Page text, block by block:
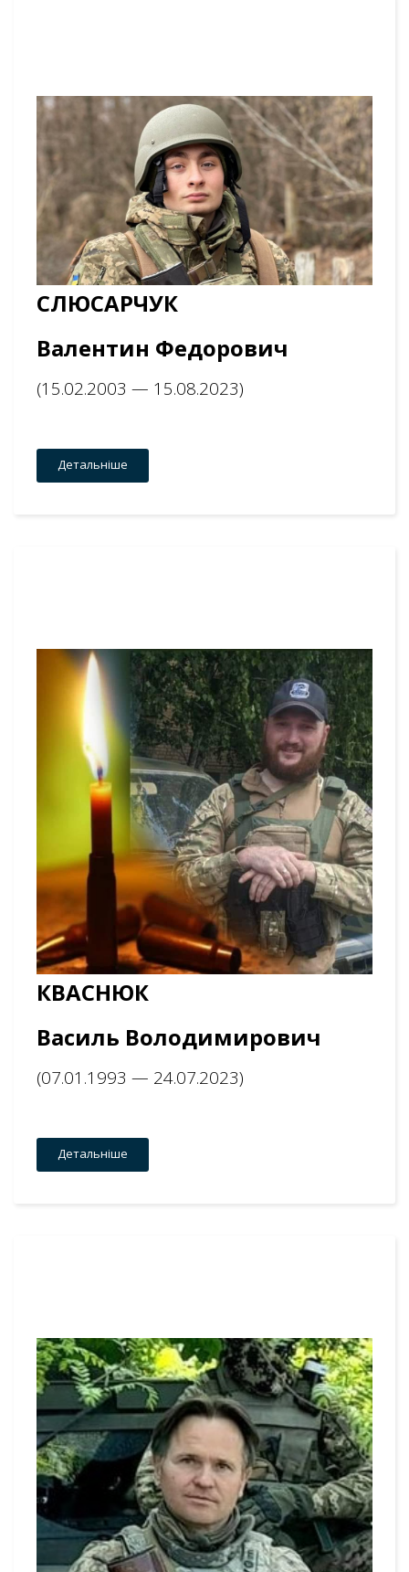
СЛЮСАРЧУК
Валентин Федорович
(15.02.2003 — 15.08.2023)
Детальніше
КВАСНЮК
Василь Володимирович
(07.01.1993 — 24.07.2023)
Детальніше